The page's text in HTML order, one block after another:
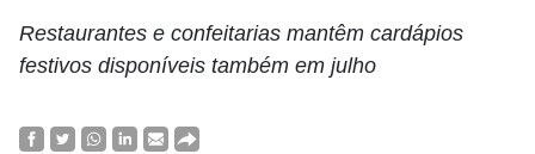
Restaurantes e confeitarias mantêm cardápios
festivos disponíveis também em julho